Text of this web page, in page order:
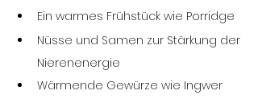
Ein warmes Frühstück wie Porridge
Nüsse und Samen zur Stärkung der
Nierenenergie
Wärmende Gewürze wie Ingwer